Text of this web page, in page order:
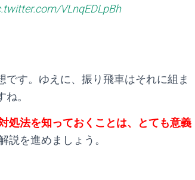
VLnqEDLpBh
す。ゆえに、振り飛車はそれに組ま
。
処法を知っておくことは、とても意義
説を進めましょう。